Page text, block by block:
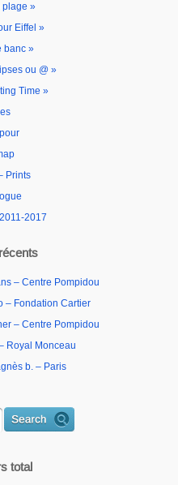
plage »
Eiffel »
banc »
ou @ »
Time »
Prints
2017
– Centre Pompidou
– Fondation Cartier
– Centre Pompidou
Royal Monceau
b. – Paris
total